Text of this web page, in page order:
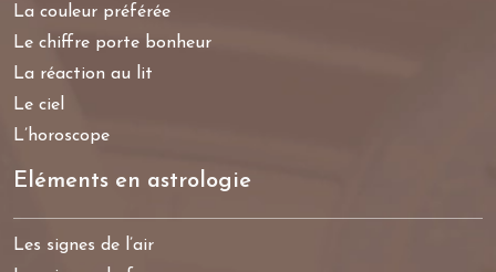
La couleur préférée
Le chiffre porte bonheur
La réaction au lit
Le ciel
L’horoscope
Eléments en astrologie
Les signes de l’air